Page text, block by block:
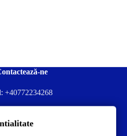
ne
+40772234268
forma.com